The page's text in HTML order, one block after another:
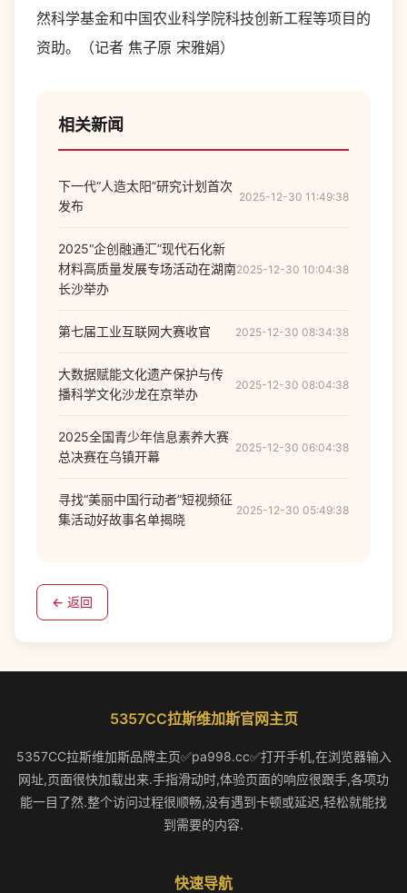
然科学基金和中国农业科学院科技创新工程等项目的
资助。（记者 焦子原 宋雅娟）
相关新闻
下一代“人造太阳”研究计划首次
发布
2025-12-30 11:49:38
2025“企创融通汇”现代石化新
材料高质量发展专场活动在湖南
长沙举办
2025-12-30 10:04:38
第七届工业互联网大赛收官 2025-12-30 08:34:38
大数据赋能文化遗产保护与传
播科学文化沙龙在京举办
2025-12-30 08:04:38
2025全国青少年信息素养大赛
总决赛在乌镇开幕
2025-12-30 06:04:38
寻找“美丽中国行动者”短视频征
集活动好故事名单揭晓
2025-12-30 05:49:38
← 返回
5357CC拉斯维加斯官网主页
5357CC拉斯维加斯品牌主页✅pa998.cc✅打开手机,在浏览器输入
网址,页面很快加载出来.手指滑动时,体验页面的响应很跟手,各项功
能一目了然.整个访问过程很顺畅,没有遇到卡顿或延迟,轻松就能找
到需要的内容.
快速导航